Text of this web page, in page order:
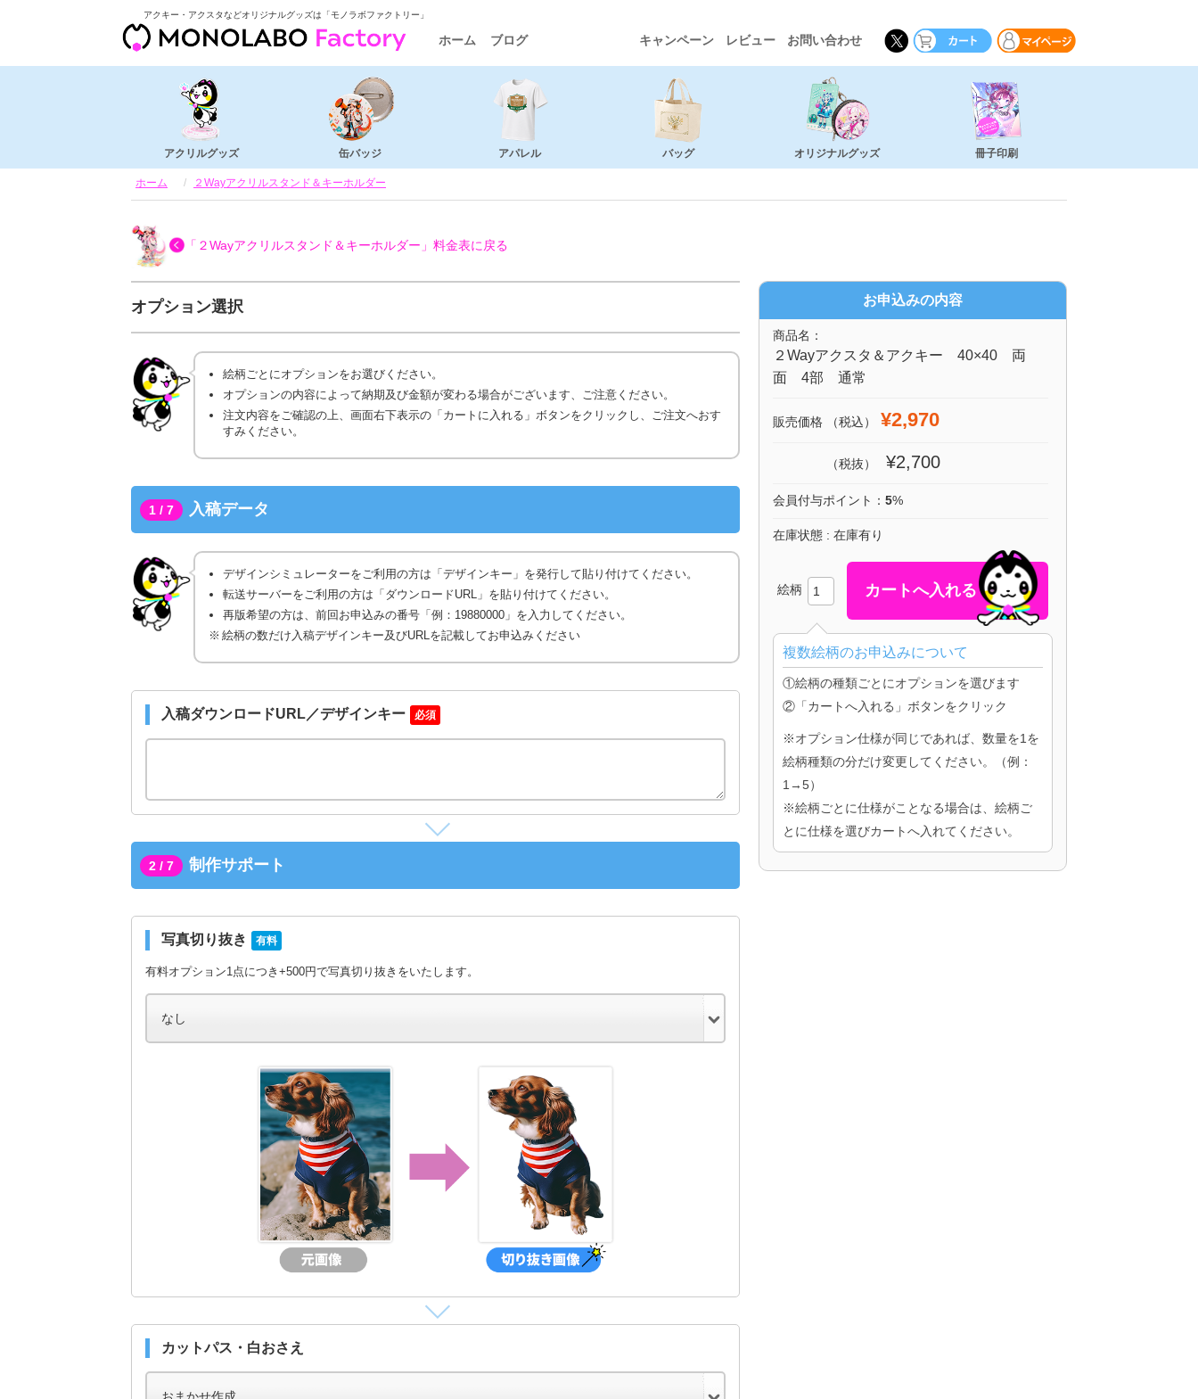
アクキー・アクスタなどオリジナルグッズは「モノラボファクトリー」
ホーム ブログ キャンペーン レビュー お問い合わせ
アクリルグッズ 缶バッジ アパレル バッグ オリジナルグッズ 冊子印刷
ホーム ２Wayアクリルスタンド＆キーホルダー
「２Wayアクリルスタンド＆キーホルダー」 料金表に戻る
オプション選択
絵柄ごとにオプションをお選びください。
オプションの内容によって納期及び金額が変わる場合がございます、ご注意ください。
注文内容をご確認の上、画面右下表示の「カートに入れる」ボタンをクリックし、ご注文へおす
すみください。
1 / 7 入稿データ
デザインシミュレーターをご利用の方は「デザインキー」を発行して貼り付けてください。
転送サーバーをご利用の方は「ダウンロードURL」を貼り付けてください。
再版希望の方は、前回お申込みの番号「例：19880000」を入力してください。
絵柄の数だけ入稿デザインキー及びURLを記載してお申込みください
入稿ダウンロードURL／デザインキー 必須
2 / 7 制作サポート
写真切り抜き 有料
有料オプション1点につき+500円で写真切り抜きをいたします。
カットパス・白おさえ
お申込みの内容
商品名：
２Wayアクスタ＆アクキー 40×40 両
面 4部 通常
販売価格 （税込） ¥2,970
（税抜） ¥2,700
会員付与ポイント： 5%
在庫状態 : 在庫有り
絵柄
複数絵柄のお申込みについて
①絵柄の種類ごとにオプションを選びます
②「カートへ入れる」ボタンをクリック
※オプション仕様が同じであれば、数量を1を
絵柄種類の分だけ変更してください。（例：
1→5）
※絵柄ごとに仕様がことなる場合は、絵柄ご
とに仕様を選びカートへ入れてください。